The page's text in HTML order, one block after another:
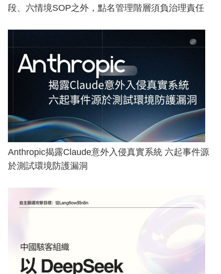
段、六情境SOP之外，點名管理階層須負治理責任
Anthropic揭露Claude意外入侵真實系統 六起事件源
於測試環境防護漏洞